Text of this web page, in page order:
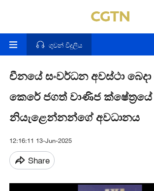
ගුවන් විදුලිය
චීනයේ සංවර්ධන අවස්ථා
කෙරේ ජගත් වාණිජ ක්ෂේත්‍රයේ
නියැළෙන්නන්ගේ අවධානය
12:16:11 13-Jun-2025
Share